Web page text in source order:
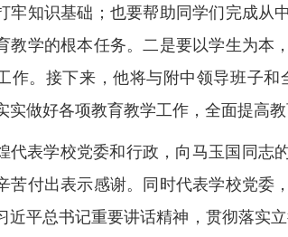
牢知识基础；也要帮助同学们完成从
教学的根本任务。二是要以学生为本
作。接下来，他将与附中领导班子
实做好各项教育教学工作，全面提高
代表学校党委和行政，向马玉国同志
苦付出表示感谢。同时代表学校党委
近平总书记重要讲话精神，贯彻落实